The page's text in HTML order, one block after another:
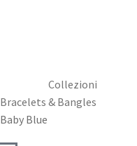
Collezioni
Bracelets & Bangles
Baby Blue